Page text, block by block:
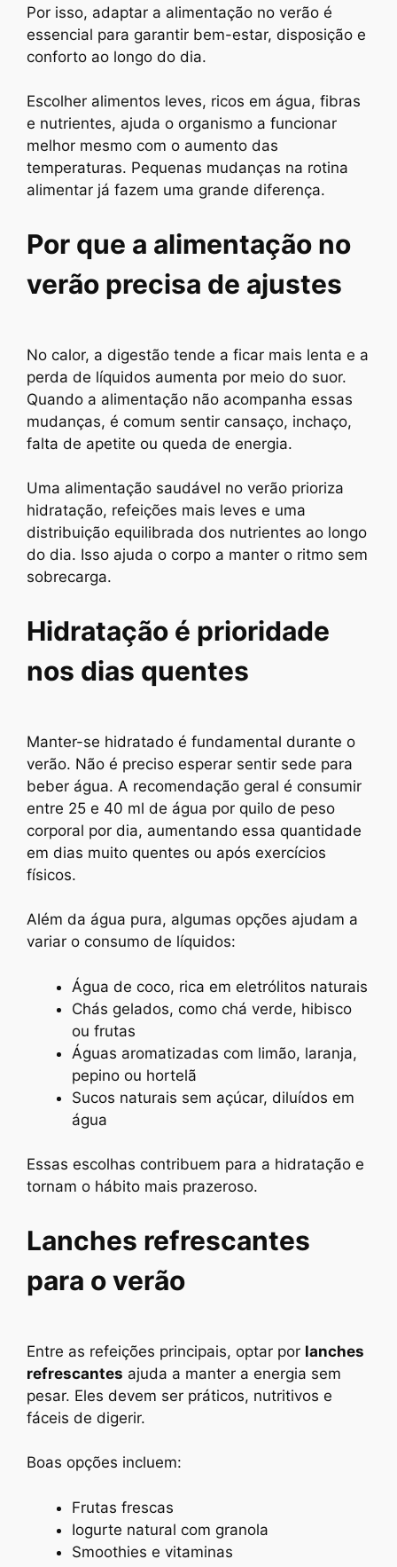
Por isso, adaptar a alimentação no verão é
essencial para garantir bem-estar, disposição e
conforto ao longo do dia.
Escolher alimentos leves, ricos em água, fibras
e nutrientes, ajuda o organismo a funcionar
melhor mesmo com o aumento das
temperaturas. Pequenas mudanças na rotina
alimentar já fazem uma grande diferença.
Por que a alimentação no
verão precisa de ajustes
No calor, a digestão tende a ficar mais lenta e a
perda de líquidos aumenta por meio do suor.
Quando a alimentação não acompanha essas
mudanças, é comum sentir cansaço, inchaço,
falta de apetite ou queda de energia.
Uma alimentação saudável no verão prioriza
hidratação, refeições mais leves e uma
distribuição equilibrada dos nutrientes ao longo
do dia. Isso ajuda o corpo a manter o ritmo sem
sobrecarga.
Hidratação é prioridade
nos dias quentes
Manter-se hidratado é fundamental durante o
verão. Não é preciso esperar sentir sede para
beber água. A recomendação geral é consumir
entre 25 e 40 ml de água por quilo de peso
corporal por dia, aumentando essa quantidade
em dias muito quentes ou após exercícios
físicos.
Além da água pura, algumas opções ajudam a
variar o consumo de líquidos:
Água de coco, rica em eletrólitos naturais
Chás gelados, como chá verde, hibisco
ou frutas
Águas aromatizadas com limão, laranja,
pepino ou hortelã
Sucos naturais sem açúcar, diluídos em
água
Essas escolhas contribuem para a hidratação e
tornam o hábito mais prazeroso.
Lanches refrescantes
para o verão
Entre as refeições principais, optar por lanches
refrescantes ajuda a manter a energia sem
pesar. Eles devem ser práticos, nutritivos e
fáceis de digerir.
Boas opções incluem:
Frutas frescas
Iogurte natural com granola
Smoothies e vitaminas